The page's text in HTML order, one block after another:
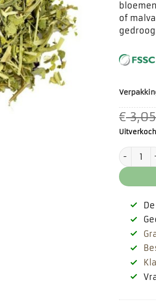
of
€3,05